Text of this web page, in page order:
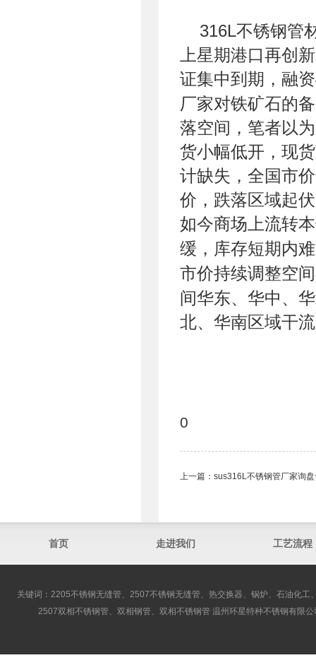
316L不锈钢管
上星期港口再创
证集中到期，融
厂家对铁矿石的
落空间，笔者以
货小幅低开，现
计缺失，全国市
价，跌落区域起
如今商场上流转
缓，库存短期内
市价持续调整空
间华东、华中、
北、华南区域干
0
上一篇： sus316L不锈钢管​厂家询
首页 走进我们 工艺流程
关键词：2205不锈钢无缝管、2507不锈钢无缝管、热交换器、锅炉、石油化
2507双相不锈钢管、双相钢管、双相不锈钢管 温州环星特种不锈钢有限